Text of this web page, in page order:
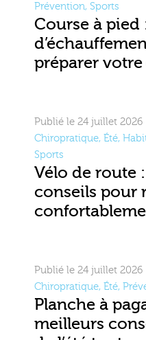
Prévention, Sports
Course à pied
préparer
Publié le 24 juillet 2026
Chiropratique, Été,
Sports
Vélo de route
conseils pour
Publié le 24 juillet 2026
Chiropratique, Été,
Planche à
meilleurs